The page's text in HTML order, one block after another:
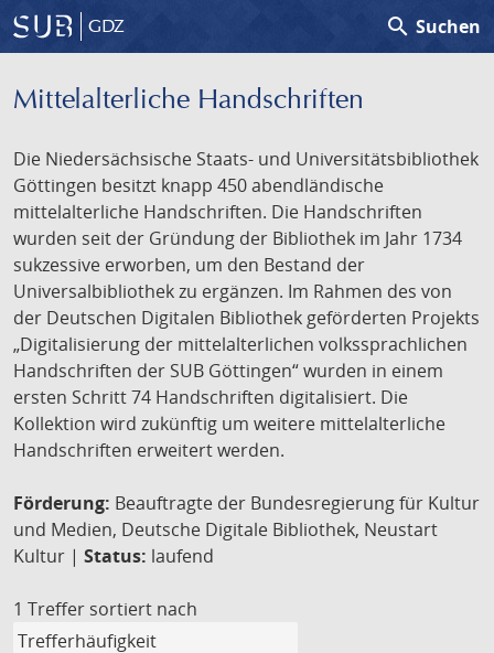
GDZ search Suchen
Mittelalterliche Handschriften
Die Niedersächsische Staats- und Universitätsbibliothek
Göttingen besitzt knapp 450 abendländische
mittelalterliche Handschriften. Die Handschriften
wurden seit der Gründung der Bibliothek im Jahr 1734
sukzessive erworben, um den Bestand der
Universalbibliothek zu ergänzen. Im Rahmen des von
der Deutschen Digitalen Bibliothek geförderten Projekts
„Digitalisierung der mittelalterlichen volkssprachlichen
Handschriften der SUB Göttingen“ wurden in einem
ersten Schritt 74 Handschriften digitalisiert. Die
Kollektion wird zukünftig um weitere mittelalterliche
Handschriften erweitert werden.
Förderung: Beauftragte der Bundesregierung für Kultur
und Medien, Deutsche Digitale Bibliothek, Neustart
Kultur | Status: laufend
1 Treffer sortiert nach